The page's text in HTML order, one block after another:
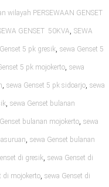
wilayah PERSEWAAN GENSET
GENSET 50KVA, SEWA
5 pk gresik, sewa Genset 5
5 pk mojokerto, sewa
, sewa Genset 5 pk sidoarjo, sewa
, sewa Genset bulanan
bulanan mojokerto, sewa
, sewa Genset bulanan
di gresik, sewa Genset di
di mojokerto, sewa Genset di